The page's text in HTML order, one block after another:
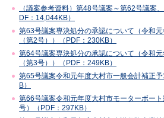
（議案参考資料）第48号議案～第62号議案
DF：14,044KB）
第63号議案専決処分の承認について（令和
（第2号））（PDF：230KB）
第64号議案専決処分の承認について（令和
（第3号））（PDF：249KB）
第65号議案令和元年度大村市一般会計補正
B）
第66号議案令和元年度大村市モーターボー
号）（PDF：297KB）